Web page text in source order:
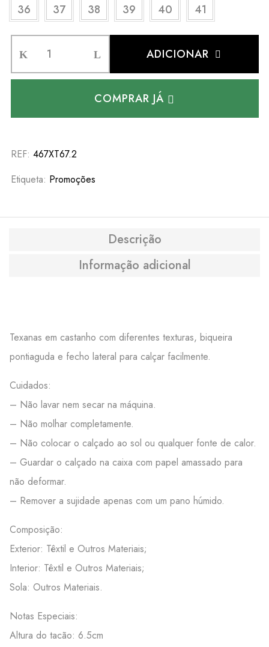
36 37 38 39 40 41
ADICIONAR
COMPRAR JÁ
REF: 467XT67.2
Etiqueta: Promoções
Descrição
Informação adicional
Texanas em castanho com diferentes texturas, biqueira
pontiaguda e fecho lateral para calçar facilmente.
Cuidados:
– Não lavar nem secar na máquina.
– Não molhar completamente.
– Não colocar o calçado ao sol ou qualquer fonte de calor.
– Guardar o calçado na caixa com papel amassado para
não deformar.
– Remover a sujidade apenas com um pano húmido.
Composição:
Exterior: Têxtil e Outros Materiais;
Interior: Têxtil e Outros Materiais;
Sola: Outros Materiais.
Notas Especiais:
Altura do tacão: 6.5cm